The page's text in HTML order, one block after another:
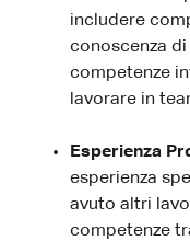
includere
conoscenza
competenze
lavorare in
Esperienza
esperienza
avuto altri
competenze